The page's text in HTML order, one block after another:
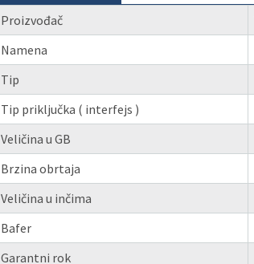
Proizvođač
Namena
Tip
Tip priključka ( interfejs )
Veličina u GB
Brzina obrtaja
Veličina u inčima
Bafer
Garantni rok